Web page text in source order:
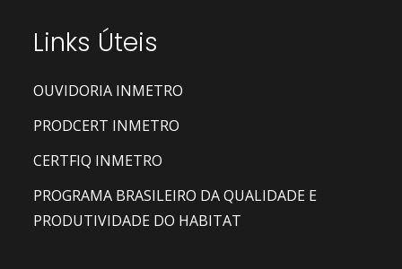
Links Úteis
OUVIDORIA INMETRO
PRODCERT INMETRO
CERTFIQ INMETRO
PROGRAMA BRASILEIRO DA QUALIDADE E
PRODUTIVIDADE DO HABITAT